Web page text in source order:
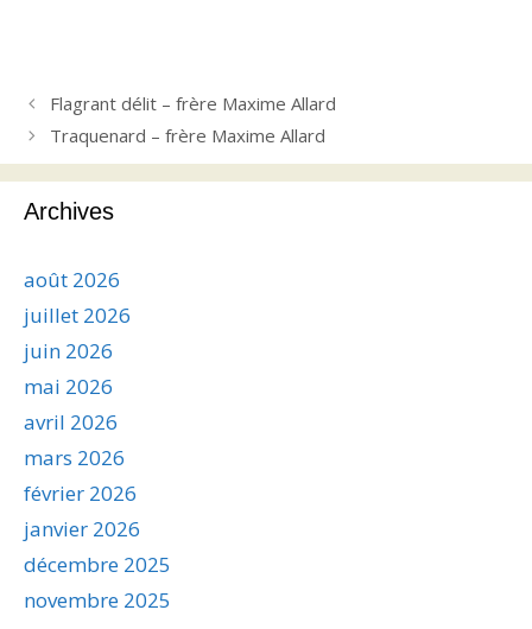
Flagrant délit – frère Maxime Allard
Traquenard – frère Maxime Allard
Archives
août 2026
juillet 2026
juin 2026
mai 2026
avril 2026
mars 2026
février 2026
janvier 2026
décembre 2025
novembre 2025